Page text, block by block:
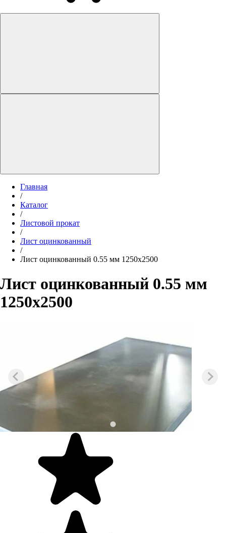
Главная
/
Каталог
/
Листовой прокат
/
Лист оцинкованный
/
Лист оцинкованный 0.55 мм 1250x2500
Лист оцинкованный 0.55 мм
1250x2500